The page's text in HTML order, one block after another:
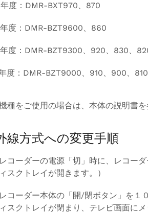
度：DMR-BXT970、870
度：DMR-BZT9600、860
度：DMR-BZT9300、920、830、
度：DMR-BZT9000、910、900、
種をご使用の場合は、本体の説明書
線方式への変更手順
コーダーの電源「切」時に、レコー
ィスクトレイが開きます。）
コーダー本体の「開/閉ボタン」を１
ィスクトレイが閉まり、テレビ画面に